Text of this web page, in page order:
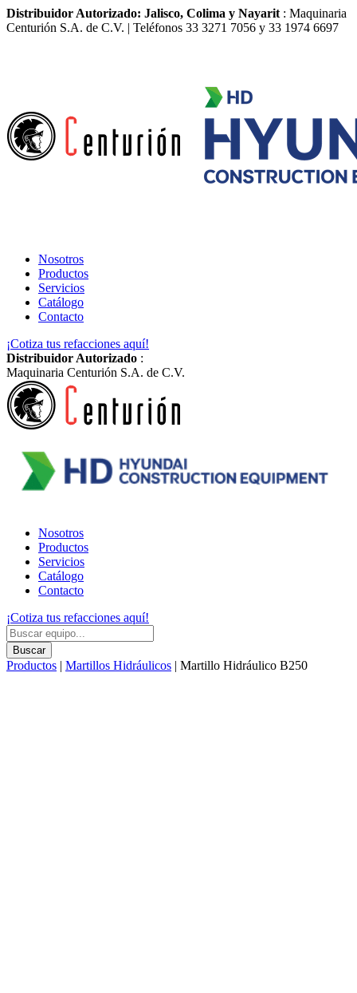
Distribuidor Autorizado: Jalisco, Colima y Nayarit : Maquinaria
Centurión S.A. de C.V. | Teléfonos 33 3271 7056 y 33 1974 6697
Nosotros
Productos
Servicios
Catálogo
Contacto
¡Cotiza tus refacciones aquí!
Distribuidor Autorizado :
Maquinaria Centurión S.A. de C.V.
Nosotros
Productos
Servicios
Catálogo
Contacto
¡Cotiza tus refacciones aquí!
Products
search
Buscar
Productos | Martillos Hidráulicos | Martillo Hidráulico B250